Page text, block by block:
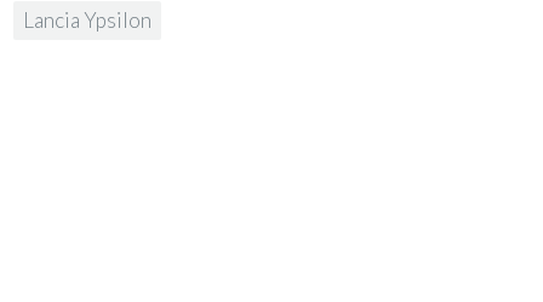
Lancia Ypsilon